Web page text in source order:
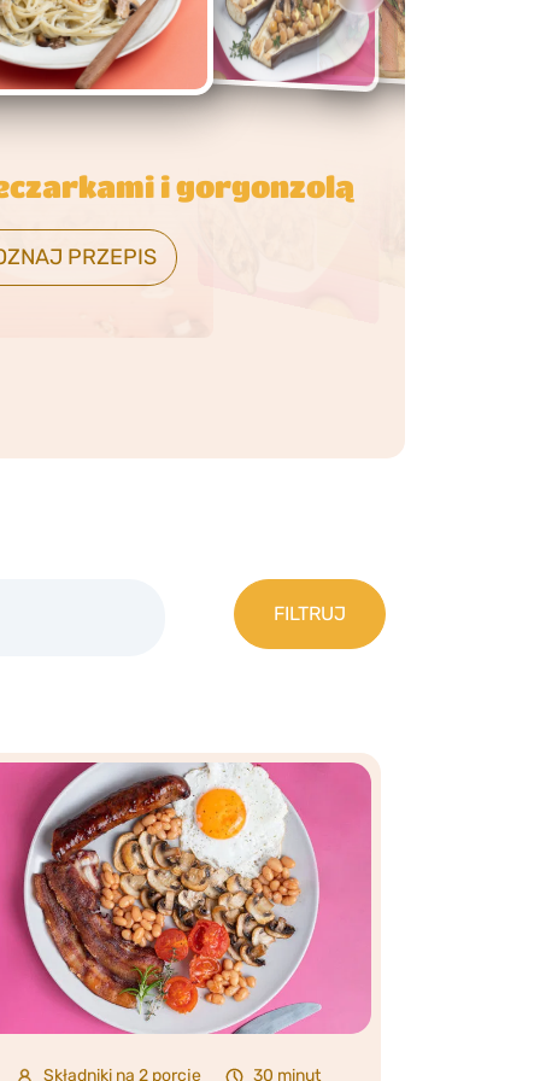
cebulą,
i szpinakiem
PRZEPIS
Składniki na 2 porcje 30 minut